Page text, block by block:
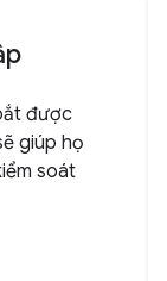
được
giúp họ
soát